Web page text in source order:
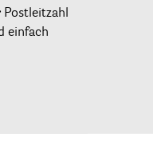
einfach